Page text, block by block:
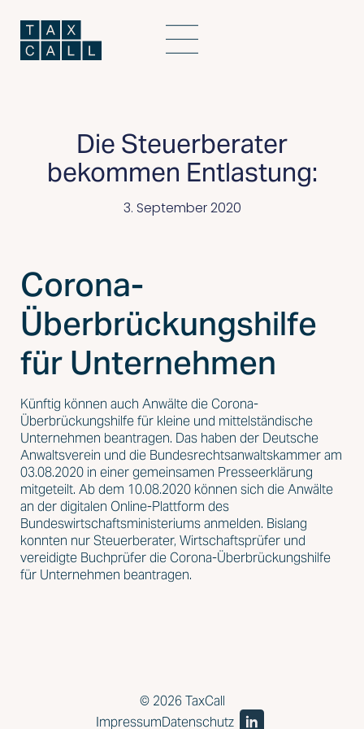
Die Steuerberater
bekommen Entlastung:
3. September 2020
Corona-
Überbrückungshilfe
für Unternehmen
Künftig können auch Anwälte die Corona-
Überbrückungshilfe für kleine und mittelständische
Unternehmen beantragen. Das haben der Deutsche
Anwaltsverein und die Bundesrechtsanwaltskammer am
03.08.2020 in einer gemeinsamen Presseerklärung
mitgeteilt. Ab dem 10.08.2020 können sich die Anwälte
an der digitalen Online-Plattform des
Bundeswirtschaftsministeriums anmelden. Bislang
konnten nur Steuerberater, Wirtschaftsprüfer und
vereidigte Buchprüfer die Corona-Überbrückungshilfe
für Unternehmen beantragen.
© 2026 TaxCall
ImpressumDatenschutz